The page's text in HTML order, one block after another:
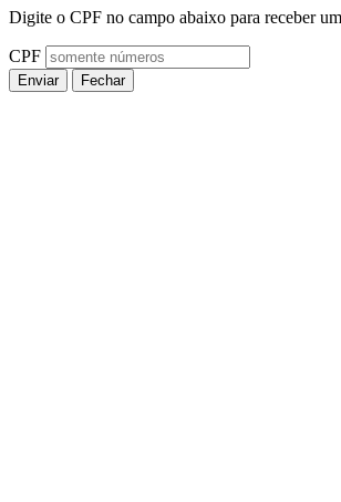
Digite o CPF no campo abaixo para receber
CPF
Enviar Fechar